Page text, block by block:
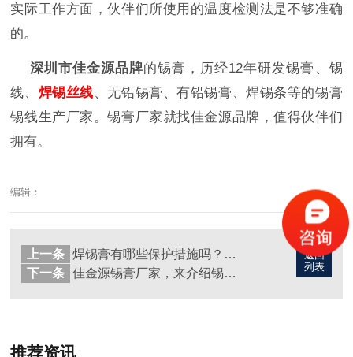
实际工作方面，伙伴们所使用的温度检测法是不够准确
的。
深圳市佳金源品牌的锡膏，历经12年研发锡膏、锡
线、 焊锡丝线、无铅锡膏、有铅锡膏、焊锡条等的锡膏
锡线生产厂家。锡膏厂家就找佳金源品牌，值得伙伴们
拥有。
编辑：
返回
列表
上一条
焊锡膏有哪些保护措施吗？佳金源锡膏厂家
下一条
佳金源锡膏厂家，来介绍锡膏的特点会有哪些呢？
推荐资讯